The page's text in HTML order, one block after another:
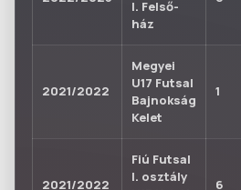
I. Felső-
ház
2021/2022
Megyei
U17 Futsal
Bajnokság
Kelet
1
2021/2022
Fiú Futsal
I. osztály
6